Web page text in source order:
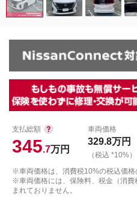
支払総額
345.7万円
車両価格
329.8万円
（税込 *10%）
※車両価格は、消費税10%の税込価
※車両価格には、保険料、税金（消
まれておりません。